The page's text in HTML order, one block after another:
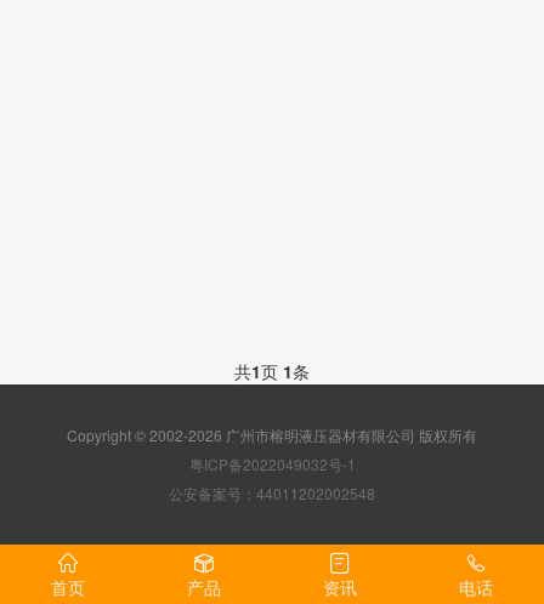
共1页 1条
Copyright © 2002-2026 广州市榕明液压器材有限公司 版权所有
粤ICP备2022049032号-1
公安备案号：44011202002548
首页 产品 资讯 电话